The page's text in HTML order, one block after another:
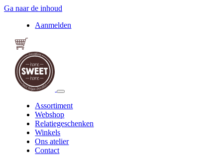
Ga naar de inhoud
Aanmelden
Assortiment
Webshop
Relatiegeschenken
Winkels
Ons atelier
Contact